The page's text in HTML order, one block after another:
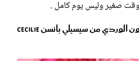
لوقت صغير وليس يوم كامل .
حقيبة يد ساتان باللون الوردي من سيسيلي بانسن Cecilie